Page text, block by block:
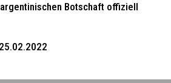
Botschaft offiziell